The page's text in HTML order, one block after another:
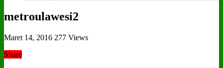
metroulawesi2
Maret 14, 2016 277 Views
Share